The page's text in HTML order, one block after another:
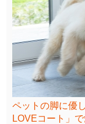
ペットの脚に優
LOVEコート」